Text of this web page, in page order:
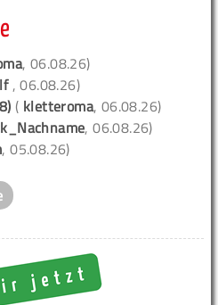
, 06.08.26)
, 06.08.26)
( kletteroma, 06.08.26)
, 06.08.26)
, 05.08.26)